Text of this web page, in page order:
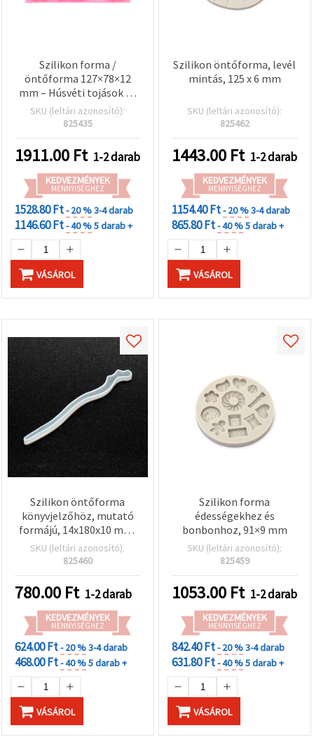
Szilikon forma /
öntőforma 127×78×12
mm – Húsvéti tojások és
nyuszi
SKU (leltári azonosító):
825435
1911.00 Ft 1-2 darab
KEDVEZMÉNYEK
MENNYISÉGHEZ
1528.80 Ft- 20 %3-4 darab
1146.60 Ft- 40 %5 darab +
VÁSÁROL
Szilikon öntőforma, levél
mintás, 125 x 6 mm
SKU (leltári azonosító):
825462
1443.00 Ft 1-2 darab
KEDVEZMÉNYEK
MENNYISÉGHEZ
1154.40 Ft- 20 %3-4 darab
865.80 Ft- 40 %5 darab +
VÁSÁROL
Szilikon öntőforma
könyvjelzőhöz, mutató
formájú, 14x180x10 mm,
rugalmas,
újrafelhasználható, DIY
epoxi/UV gyanta
öntéshez
SKU (leltári azonosító):
825460
780.00 Ft 1-2 darab
KEDVEZMÉNYEK
MENNYISÉGHEZ
624.00 Ft- 20 %3-4 darab
468.00 Ft- 40 %5 darab +
VÁSÁROL
Szilikon forma
édességekhez és
bonbonhoz, 91×9 mm
SKU (leltári azonosító):
825459
1053.00 Ft 1-2 darab
KEDVEZMÉNYEK
MENNYISÉGHEZ
842.40 Ft- 20 %3-4 darab
631.80 Ft- 40 %5 darab +
VÁSÁROL